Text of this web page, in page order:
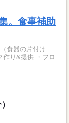
。食事補助
食器の片付け
り&提供 ・フロ